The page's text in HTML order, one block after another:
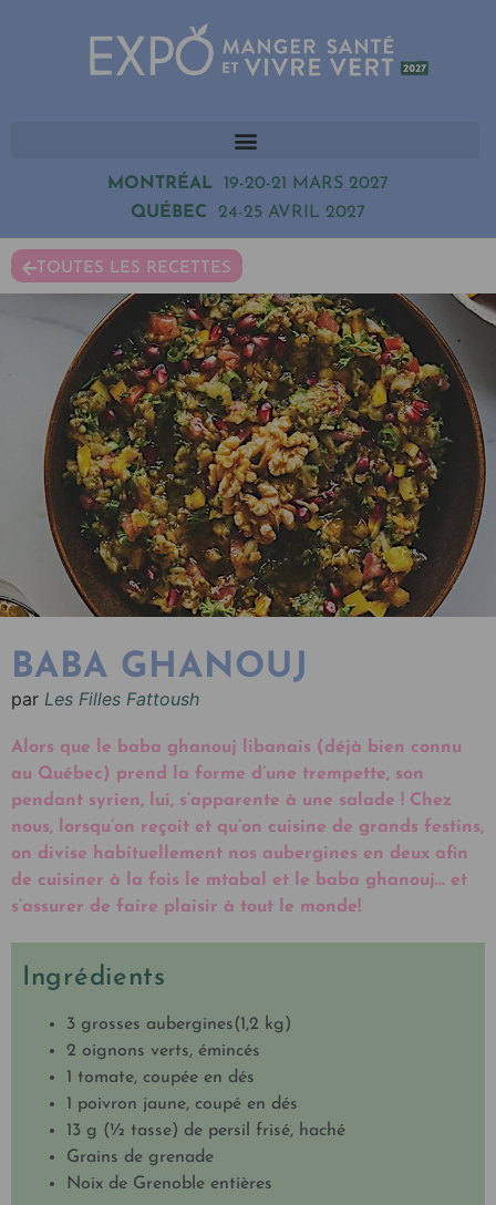
MONTRÉAL 19-20-21 MARS 2027
QUÉBEC 24-25 AVRIL 2027
TOUTES LES RECETTES
BABA GHANOUJ
par Les Filles Fattoush
Alors que le baba ghanouj libanais (déjà bien connu
au Québec) prend la forme d’une trempette, son
pendant syrien, lui, s’apparente à une salade ! Chez
nous, lorsqu’on reçoit et qu’on cuisine de grands festins,
on divise habituellement nos aubergines en deux afin
de cuisiner à la fois le mtabal et le baba ghanouj… et
s’assurer de faire plaisir à tout le monde!
Ingrédients
3 grosses aubergines(1,2 kg)
2 oignons verts, émincés
1 tomate, coupée en dés
1 poivron jaune, coupé en dés
13 g (½ tasse) de persil frisé, haché
Grains de grenade
Noix de Grenoble entières